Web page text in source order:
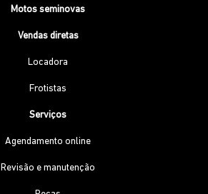
Motos seminovas
Vendas diretas
Locadora
Frotistas
Serviços
Agendamento online
Revisão e manutenção